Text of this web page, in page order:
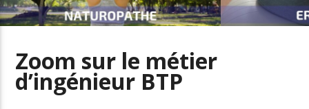
Naturopathe, un métier en fort
développement dans le secteur
Zoom sur le métier
d’ingénieur BTP